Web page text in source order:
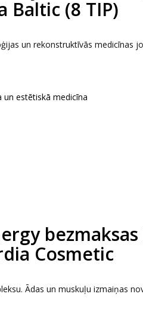
Baltic (8 TIP)
un rekonstruktīvās medicīnas
un estētiskā medicīna
Cosmetic
Ādas un muskuļu izmaiņas